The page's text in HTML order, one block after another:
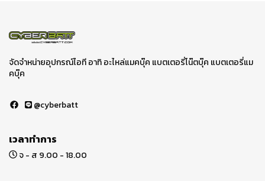
จัดจำหน่ายอุปกรณ์ไอที อาทิ อะไหล่แมคบุ๊ค แบตเตอรี่โน๊ตบุ๊ค แบตเตอรี่แม
คบุ๊ค
@cyberbatt
เวลาทำการ
จ - ส 9.00 - 18.00